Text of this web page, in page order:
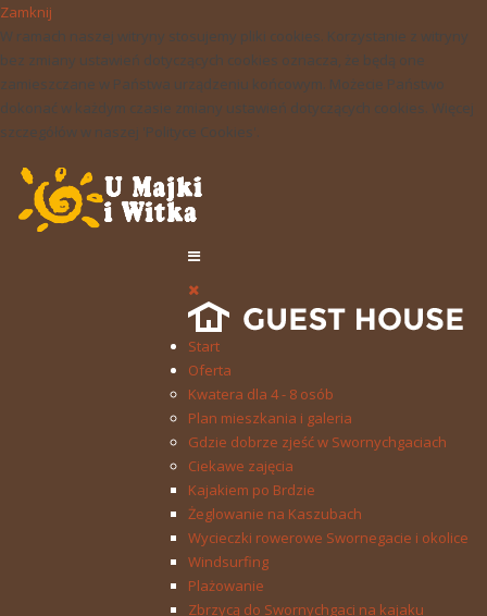
Zamknij
W ramach naszej witryny stosujemy pliki cookies. Korzystanie z witryny
bez zmiany ustawień dotyczących cookies oznacza, że będą one
zamieszczane w Państwa urządzeniu końcowym. Możecie Państwo
dokonać w każdym czasie zmiany ustawień dotyczących cookies. Więcej
szczegółów w naszej 'Polityce Cookies'.
Start
Oferta
Kwatera dla 4 - 8 osób
Plan mieszkania i galeria
Gdzie dobrze zjeść w Swornychgaciach
Ciekawe zajęcia
Kajakiem po Brdzie
Żeglowanie na Kaszubach
Wycieczki rowerowe Swornegacie i okolice
Windsurfing
Plażowanie
Zbrzycą do Swornychgaci na kajaku